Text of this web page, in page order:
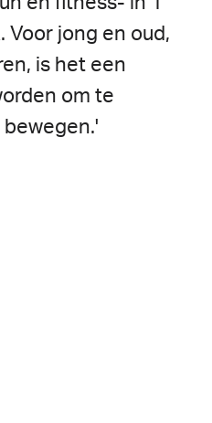
Voor jong en oud,
is het een
om te
bewegen.'